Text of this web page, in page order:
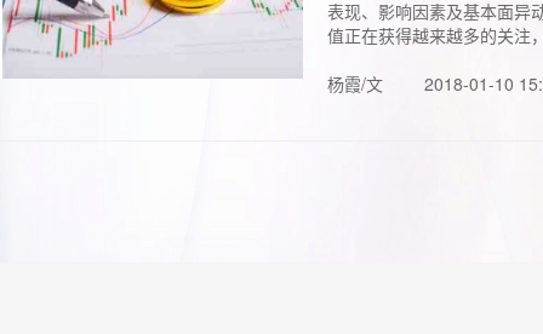
表现、影响因素及基本面异
值正在获得越来越多的关注
杨霞/文
2018-01-10